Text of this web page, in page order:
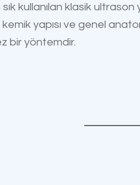
kullanılan klasik
yapısı ve genel
bir yöntemdir.